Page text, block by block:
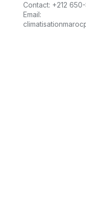
Contact: +212
Email: